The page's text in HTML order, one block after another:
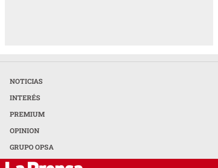
NOTICIAS
INTERÉS
PREMIUM
OPINION
GRUPO OPSA